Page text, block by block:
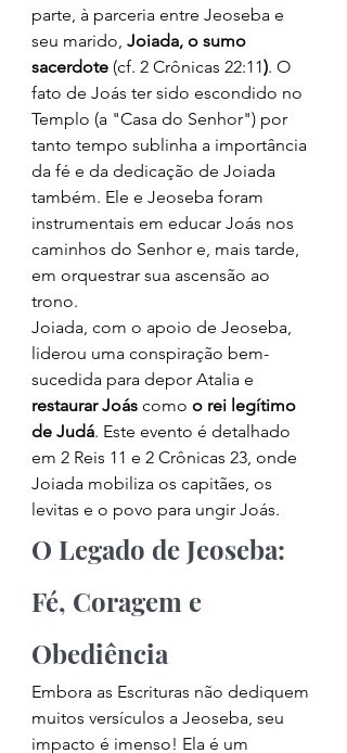
parte, à parceria entre Jeoseba e
seu marido, Joiada, o sumo
sacerdote (cf. 2 Crônicas 22:11). O
fato de Joás ter sido escondido no
Templo (a "Casa do Senhor") por
tanto tempo sublinha a importância
da fé e da dedicação de Joiada
também. Ele e Jeoseba foram
instrumentais em educar Joás nos
caminhos do Senhor e, mais tarde,
em orquestrar sua ascensão ao
trono.
Joiada, com o apoio de Jeoseba,
liderou uma conspiração bem-
sucedida para depor Atalia e
restaurar Joás como o rei legítimo
de Judá. Este evento é detalhado
em 2 Reis 11 e 2 Crônicas 23, onde
Joiada mobiliza os capitães, os
levitas e o povo para ungir Joás.
O Legado de Jeoseba:
Fé, Coragem e
Obediência
Embora as Escrituras não dediquem
muitos versículos a Jeoseba, seu
impacto é imenso! Ela é um